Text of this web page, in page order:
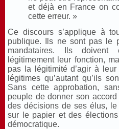
et déjà en France on
cette erreur. »
Ce discours s’applique à
publique. Ils ne sont pas le
mandataires. Ils
légitimement leur fonction,
pas la légitimité d’agir à
légitimes qu’autant qu’ils
Sans cette approbation,
peuple de donner son
des décisions de ses élus, le
sur le papier et des
démocratique.